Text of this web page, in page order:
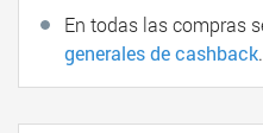
En todas las compras
generales de cashback.